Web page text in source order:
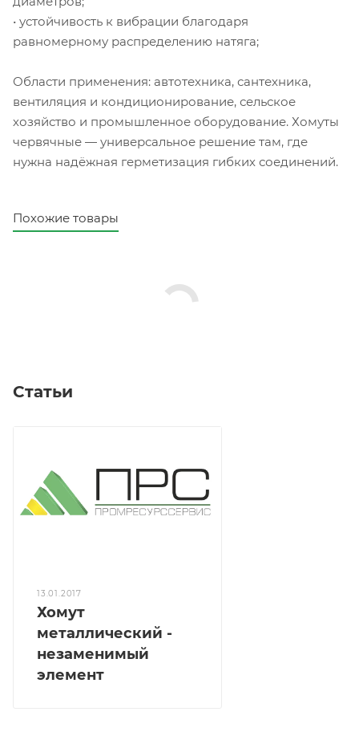
• устойчивость к вибрации благодаря
равномерному распределению натяга;
Области применения: автотехника, сантехника,
вентиляция и кондиционирование, сельское
хозяйство и промышленное оборудование. Хомуты
червячные — универсальное решение там, где
нужна надёжная герметизация гибких соединений.
Похожие товары
Статьи
13.01.2017
Хомут
металлический -
незаменимый
элемент